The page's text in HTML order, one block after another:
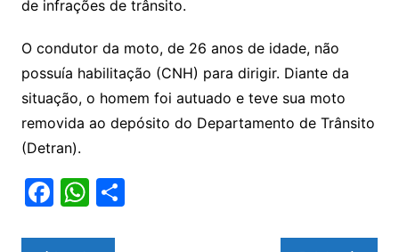
de infrações de trânsito.
O condutor da moto, de 26 anos de idade, não
possuía habilitação (CNH) para dirigir. Diante da
situação, o homem foi autuado e teve sua moto
removida ao depósito do Departamento de Trânsito
(Detran).
F W S